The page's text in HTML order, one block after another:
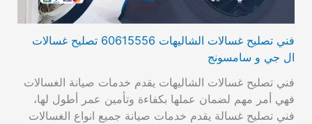
فني تصليح غسالات الشاليهات 60615556 تصليح غسالات
ال جي و سامسونج
فني تصليح غسالات الشاليهات يقدم خدمات صيانة الغسالات
فهي أمر مهم لضمان عملها بكفاءة وتأمين عمر أطول لها،
فني تصليح غسالة يقدم خدمات صيانة جميع انواع الغسالات